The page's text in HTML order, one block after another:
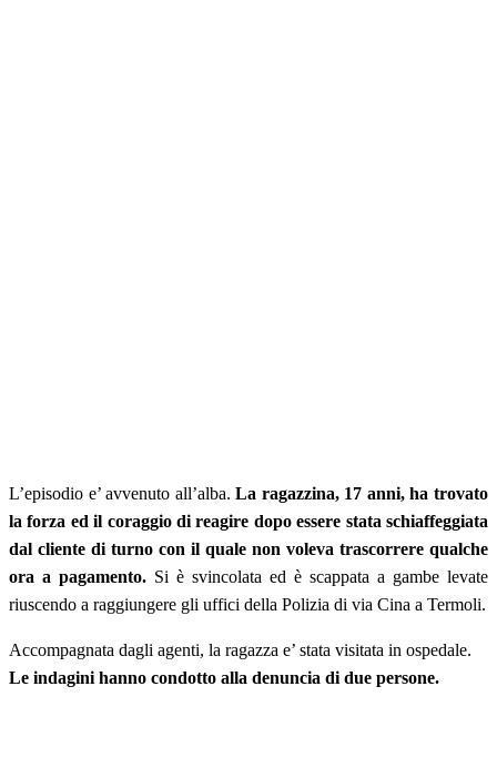
L’episodio e’ avvenuto all’alba.La ragazzina, 17 anni, ha trovato
la forza ed il coraggio di reagire dopo essere stata schiaffeggiata
dal cliente di turno con il quale non voleva trascorrere qualche
ora a pagamento. Si è svincolata ed è scappata a gambe levate
riuscendo a raggiungere gli uffici della Polizia di via Cina a Termoli.
Accompagnata dagli agenti, la ragazza e’ stata visitata in ospedale.
Le indagini hanno condotto alla denuncia di due persone.